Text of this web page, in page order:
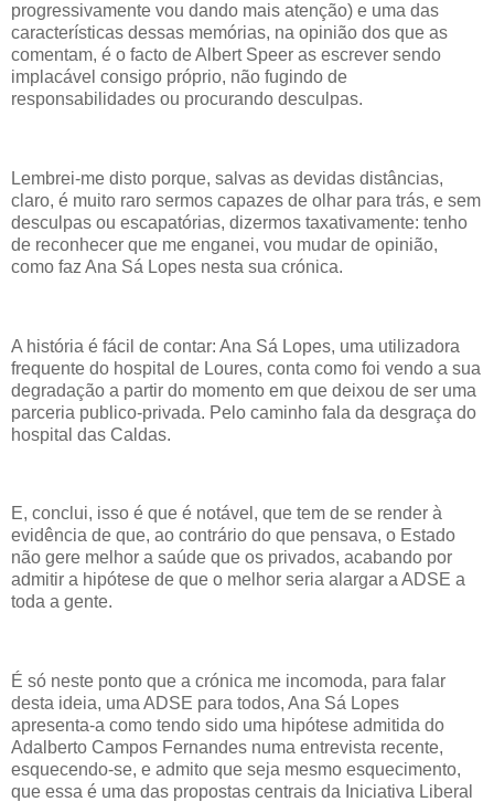
progressivamente vou dando mais atenção) e uma das
características dessas memórias, na opinião dos que as
comentam, é o facto de Albert Speer as escrever sendo
implacável consigo próprio, não fugindo de
responsabilidades ou procurando desculpas.
Lembrei-me disto porque, salvas as devidas distâncias,
claro, é muito raro sermos capazes de olhar para trás, e sem
desculpas ou escapatórias, dizermos taxativamente: tenho
de reconhecer que me enganei, vou mudar de opinião,
como faz Ana Sá Lopes nesta sua crónica.
A história é fácil de contar: Ana Sá Lopes, uma utilizadora
frequente do hospital de Loures, conta como foi vendo a sua
degradação a partir do momento em que deixou de ser uma
parceria publico-privada. Pelo caminho fala da desgraça do
hospital das Caldas.
E, conclui, isso é que é notável, que tem de se render à
evidência de que, ao contrário do que pensava, o Estado
não gere melhor a saúde que os privados, acabando por
admitir a hipótese de que o melhor seria alargar a ADSE a
toda a gente.
É só neste ponto que a crónica me incomoda, para falar
desta ideia, uma ADSE para todos, Ana Sá Lopes
apresenta-a como tendo sido uma hipótese admitida do
Adalberto Campos Fernandes numa entrevista recente,
esquecendo-se, e admito que seja mesmo esquecimento,
que essa é uma das propostas centrais da Iniciativa Liberal